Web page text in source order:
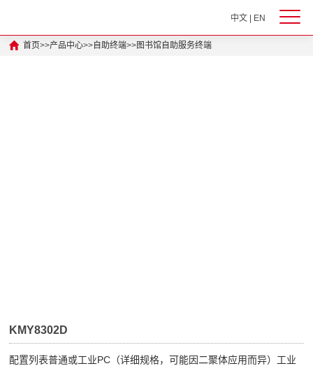
中文| EN
首页>>产品中心>>自助终端>>图书馆自助服务终端
KMY8302D
配置列表普通或工业PC（详细规格，可能因二聚体应用而异）工业